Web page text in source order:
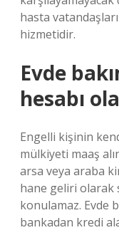
hasta
hizmetidir.
Evde
hesabı
Engelli kişinin
mülkiyeti maaş
arsa veya araba
hane geliri olarak
konulamaz. Evde
bankadan kredi